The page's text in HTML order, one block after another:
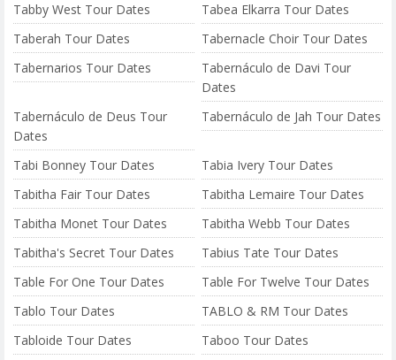
Tabby West Tour Dates
Tabea Elkarra Tour Dates
Taberah Tour Dates
Tabernacle Choir Tour Dates
Tabernarios Tour Dates
Tabernáculo de Davi Tour
Dates
Tabernáculo de Deus Tour
Dates
Tabernáculo de Jah Tour Dates
Tabi Bonney Tour Dates
Tabia Ivery Tour Dates
Tabitha Fair Tour Dates
Tabitha Lemaire Tour Dates
Tabitha Monet Tour Dates
Tabitha Webb Tour Dates
Tabitha's Secret Tour Dates
Tabius Tate Tour Dates
Table For One Tour Dates
Table For Twelve Tour Dates
Tablo Tour Dates
TABLO & RM Tour Dates
Tabloide Tour Dates
Taboo Tour Dates